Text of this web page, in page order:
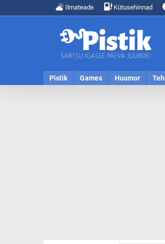
Ilmateade Kütusehinnad
Pistik Games Huumor